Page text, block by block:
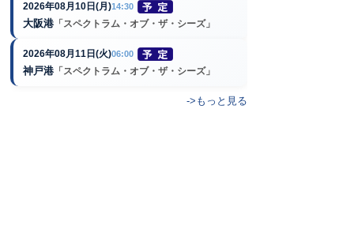
2026年08月10日(月)14:30
大阪港 「スペクトラム・オブ・ザ・シーズ」
2026年08月11日(火)06:00
神戸港 「スペクトラム・オブ・ザ・シーズ」
->もっと見る